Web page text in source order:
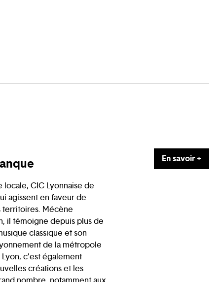
CIC Lyonnaise de
agissent en faveur de
territoires. Mécène
il témoigne depuis plus de
classique et son
de la métropole
c’est également
créations et les
En savoir +